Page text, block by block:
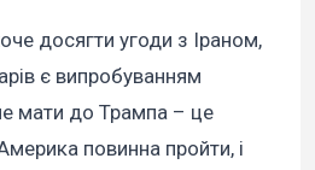
досягти угоди з Іраном,
є випробуванням
мати до Трампа – це
повинна пройти, і